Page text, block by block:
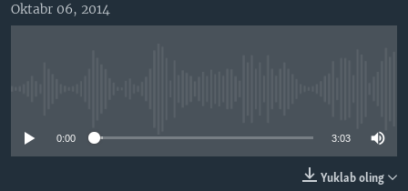
XALQARO HAYOT
XABARLAR SURATLARDA
FACEBOOK
TELEGRAM
INGLIZ TILI DARSLARI
Oktabr 06, 2014
0:00 3:03
Yuklab oling